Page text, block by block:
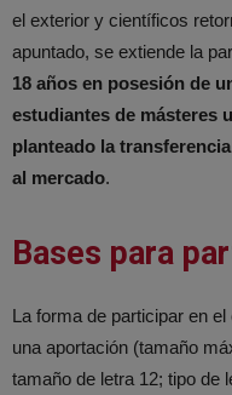
el exterior y científicos
apuntado, se extiende la
18 años en posesión de
estudiantes de másteres
planteado la
al mercado.
Bases para
La forma de participar en
una aportación (tamaño
tamaño de letra 12; tipo de